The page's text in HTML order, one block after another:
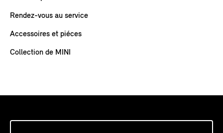
Rendez-vous au service
Accessoires et piéces
Collection de MINI